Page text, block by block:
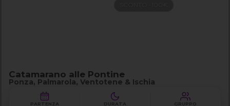
Catamarano alle Pontine
Ponza, Palmarola, Ventotene & Ischia
PARTENZA DURATA GRUPPO